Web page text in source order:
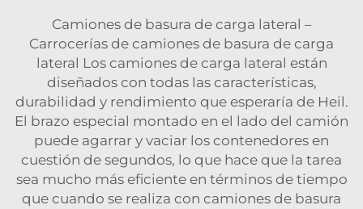
Camiones de basura de carga lateral –
Carrocerías de camiones de basura de carga
lateral Los camiones de carga lateral están
diseñados con todas las características,
durabilidad y rendimiento que esperaría de Heil.
El brazo especial montado en el lado del camión
puede agarrar y vaciar los contenedores en
cuestión de segundos, lo que hace que la tarea
sea mucho más eficiente en términos de tiempo
que cuando se realiza con camiones de basura